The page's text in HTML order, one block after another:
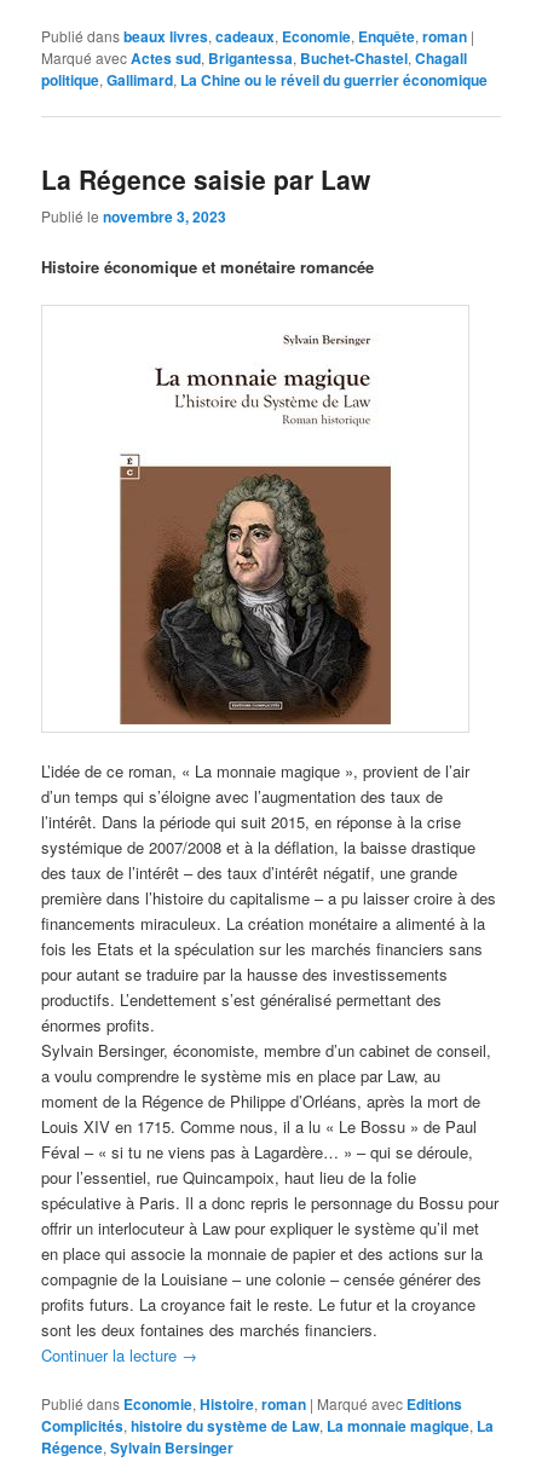
Publié dansbeaux livres,cadeaux, Economie, Enquête,roman |
Marqué avecActes sud, Brigantessa, Buchet-Chastel,Chagall
politique,Gallimard, La Chine ou le réveil du guerrier économique
La Régence saisie par Law
Publié lenovembre 3, 2023
Histoire économique et monétaire romancée
L’idée de ce roman, « La monnaie magique », provient de l’air
d’un temps qui s’éloigne avec l’augmentation des taux de
l’intérêt. Dans la période qui suit 2015, en réponse à la crise
systémique de 2007/2008 et à la déflation, la baisse drastique
des taux de l’intérêt – des taux d’intérêt négatif, une grande
première dans l’histoire du capitalisme – a pu laisser croire à des
financements miraculeux. La création monétaire a alimenté à la
fois les Etats et la spéculation sur les marchés financiers sans
pour autant se traduire par la hausse des investissements
productifs. L’endettement s’est généralisé permettant des
énormes profits.
Sylvain Bersinger, économiste, membre d’un cabinet de conseil,
a voulu comprendre le système mis en place par Law, au
moment de la Régence de Philippe d’Orléans, après la mort de
Louis XIV en 1715. Comme nous, il a lu « Le Bossu » de Paul
Féval – « si tu ne viens pas à Lagardère… » – qui se déroule,
pour l’essentiel, rue Quincampoix, haut lieu de la folie
spéculative à Paris. Il a donc repris le personnage du Bossu pour
offrir un interlocuteur à Law pour expliquer le système qu’il met
en place qui associe la monnaie de papier et des actions sur la
compagnie de la Louisiane – une colonie – censée générer des
profits futurs. La croyance fait le reste. Le futur et la croyance
sont les deux fontaines des marchés financiers.
Continuer la lecture →
Publié dans Economie,Histoire,roman | Marqué avec Editions
Complicités,histoire du système de Law, La monnaie magique, La
Régence,Sylvain Bersinger